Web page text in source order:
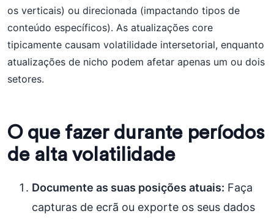
os verticais) ou direcionada (impactando tipos de
conteúdo específicos). As atualizações core
tipicamente causam volatilidade intersetorial, enquanto
atualizações de nicho podem afetar apenas um ou dois
setores.
O que fazer durante períodos
de alta volatilidade
Documente as suas posições atuais: Faça
capturas de ecrã ou exporte os seus dados